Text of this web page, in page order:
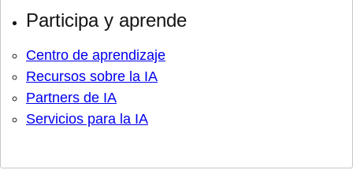
Participa y aprende
Centro de aprendizaje
Recursos sobre la IA
Partners de IA
Servicios para la IA